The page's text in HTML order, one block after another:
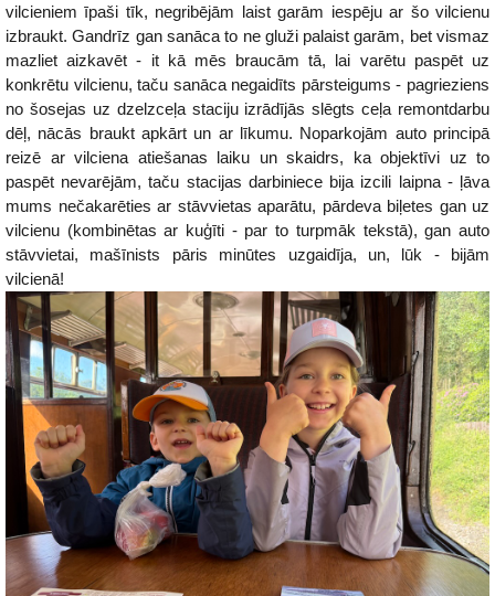
vilcieniem īpaši tīk, negribējām laist garām iespēju ar šo vilcienu
izbraukt. Gandrīz gan sanāca to ne gluži palaist garām, bet vismaz
mazliet aizkavēt - it kā mēs braucām tā, lai varētu paspēt uz
konkrētu vilcienu, taču sanāca negaidīts pārsteigums - pagrieziens
no šosejas uz dzelzceļa staciju izrādījās slēgts ceļa remontdarbu
dēļ, nācās braukt apkārt un ar līkumu. Noparkojām auto principā
reizē ar vilciena atiešanas laiku un skaidrs, ka objektīvi uz to
paspēt nevarējām, taču stacijas darbiniece bija izcili laipna - ļāva
mums nečakarēties ar stāvvietas aparātu, pārdeva biļetes gan uz
vilcienu (kombinētas ar kuģīti - par to turpmāk tekstā), gan auto
stāvvietai, mašīnists pāris minūtes uzgaidīja, un, lūk - bijām
vilcienā!